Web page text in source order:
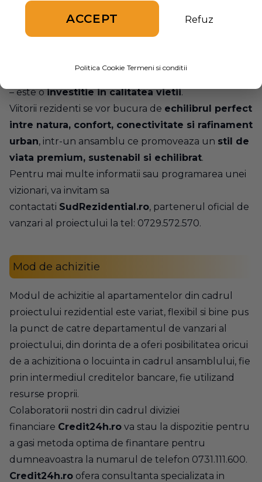
Un stil de viata complet, pentru o comunitate
– este oinvestitie in calitatea vietii.
Viitorii rezidenti se vor bucura de echilibrul perfect
intre natura, confort, conectivitate si rafinament
urban, intr-un ansamblu ce promoveaza un stil de
viata premium, sustenabil si echilibrat.
Pentru mai multe informatii sau programarea unei
vizionari, va invitam sa
contactati SudRezidential.ro, partenerul oficial de
vanzari al proiectului la tel: 0729.572.570.
Mod de achizitie
Modul de achizitie al apartamentelor din cadrul
proiectului rezidential este variat, flexibil si bine pus
la punct de catre departamentul de vanzari al
proiectului, din dorinta de a oferi posibilitatea oricui
de a achizitiona o locuinta in cadrul ansamblului, fie
prin intermediul creditelor bancare, fie utilizand
resurse proprii.
Colaboratorii nostri din cadrul diviziei
financiare Credit24h.ro va stau la dispozitie pentru
a gasi metoda optima de finantare pentru
dumneavoastra la numarul de telefon 0731.111.600.
Credit24h.ro ofera consultanta specializata in
ACCEPT Refuz
Politica Cookie Termeni si conditii